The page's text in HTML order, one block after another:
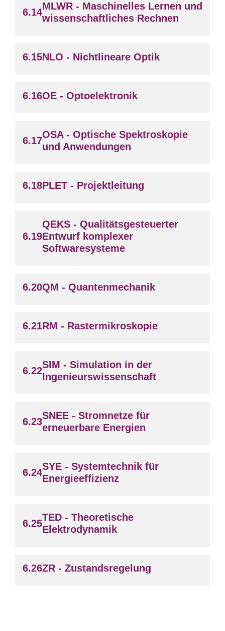
MLWR - Maschinelles Lernen und
wissenschaftliches Rechnen
NLO - Nichtlineare Optik
OE - Optoelektronik
OSA - Optische Spektroskopie
und Anwendungen
PLET - Projektleitung
QEKS - Qualitätsgesteuerter
Entwurf komplexer
Softwaresysteme
QM - Quantenmechanik
RM - Rastermikroskopie
SIM - Simulation in der
Ingenieurswissenschaft
SNEE - Stromnetze für
erneuerbare Energien
SYE - Systemtechnik für
Energieeffizienz
TED - Theoretische
Elektrodynamik
ZR - Zustandsregelung